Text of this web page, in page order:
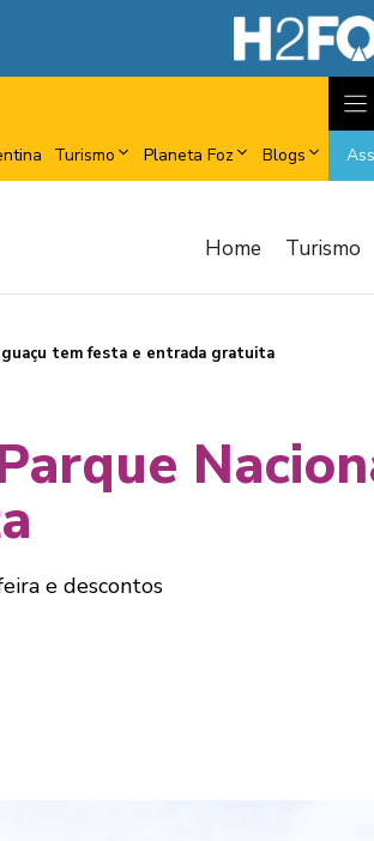
Turismo Planeta Foz Blogs
Home Turismo
tem festa e entrada gratuita
e descontos